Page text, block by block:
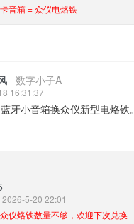
音箱 = 众仪电烙铁
数字小子A
16:31:37
牙小音箱换众仪新型电烙铁。
2026-5-20 22:01
仪烙铁数量不够，欢迎下次兑换